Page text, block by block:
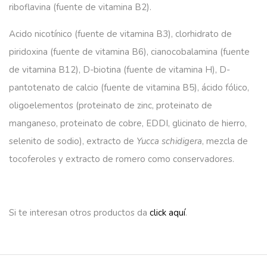
riboflavina (fuente de vitamina B2).
Acido nicotínico (fuente de vitamina B3), clorhidrato de
piridoxina (fuente de vitamina B6), cianocobalamina (fuente
de vitamina B12), D-biotina (fuente de vitamina H), D-
pantotenato de calcio (fuente de vitamina B5), ácido fólico,
oligoelementos (proteinato de zinc, proteinato de
manganeso, proteinato de cobre, EDDI, glicinato de hierro,
selenito de sodio), extracto de Yucca schidigera, mezcla de
tocoferoles y extracto de romero como conservadores.
Si te interesan otros productos da click aquí.